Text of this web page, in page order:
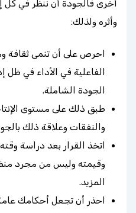
أخرى فالجودة أن ننظر في كل
وأثره ولذلك:
احرص على أن تنمى ثقافة
الفاعلية في الأداء في ظل
الجودة الشاملة.
طبق ذلك على مستوى
والنفقات وعلاقة ذلك
اتخذ القرار بعد دراسة وقته
وقيمته وليس من مجرد
المزيد.
احذر أن تجعل أحكامك